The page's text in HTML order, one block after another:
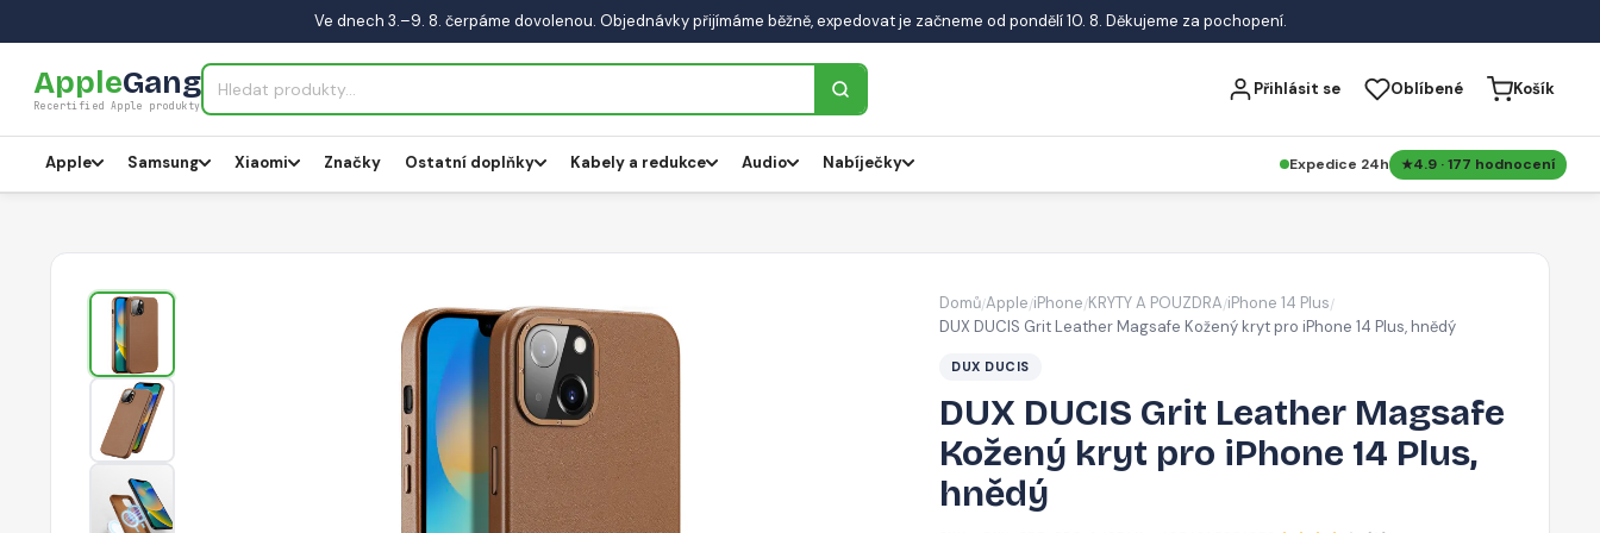
Ve dnech 3.–9. 8. čerpáme dovolenou. Objednávky přijímáme běžně, expedovat je začneme od pondělí 10. 8. Děkujeme za pochopení.
AppleGang
Recertified Apple produkty
Přihlásit se Oblíbené Košík
Apple Samsung Xiaomi Značky Ostatní doplňky Kabely a redukce Audio Nabíječky Expedice 24h 4.9 · 177 hodnocení
Domů/Apple/iPhone/KRYTY A POUZDRA/iPhone 14 Plus/
DUX DUCIS Grit Leather Magsafe Kožený kryt pro iPhone 14 Plus, hnědý
DUX DUCIS
DUX DUCIS Grit Leather Magsafe
Kožený kryt pro iPhone 14 Plus,
hnědý